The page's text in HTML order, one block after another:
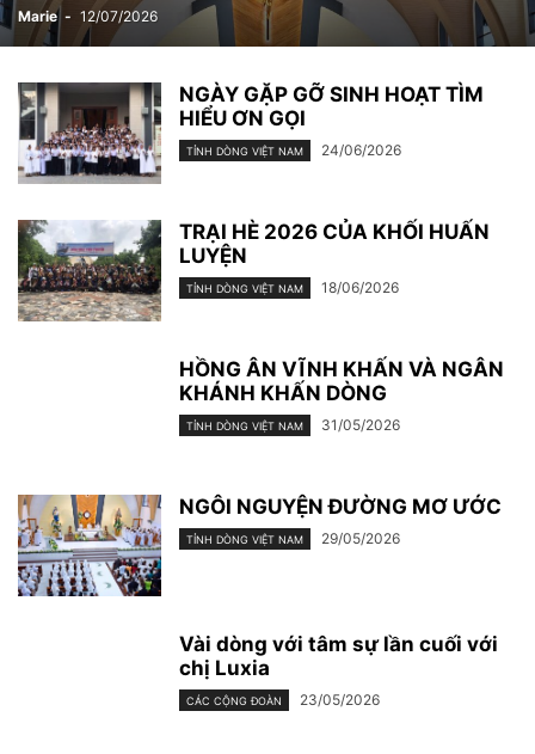
Marie - 12/07/2026
NGÀY GẶP GỠ SINH HOẠT TÌM
HIỂU ƠN GỌI
TỈNH DÒNG VIỆT NAM 24/06/2026
TRẠI HÈ 2026 CỦA KHỐI HUẤN
LUYỆN
TỈNH DÒNG VIỆT NAM 18/06/2026
HỒNG ÂN VĨNH KHẤN VÀ NGÂN
KHÁNH KHẤN DÒNG
TỈNH DÒNG VIỆT NAM 31/05/2026
NGÔI NGUYỆN ĐƯỜNG MƠ ƯỚC
TỈNH DÒNG VIỆT NAM 29/05/2026
Vài dòng với tâm sự lần cuối với
chị Luxia
CÁC CỘNG ĐOÀN 23/05/2026